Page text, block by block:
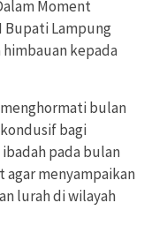
Moment
Bupati Lampung
himbauan kepada
bulan
kondusif bagi
pada bulan
agar menyampaikan
lurah di wilayah